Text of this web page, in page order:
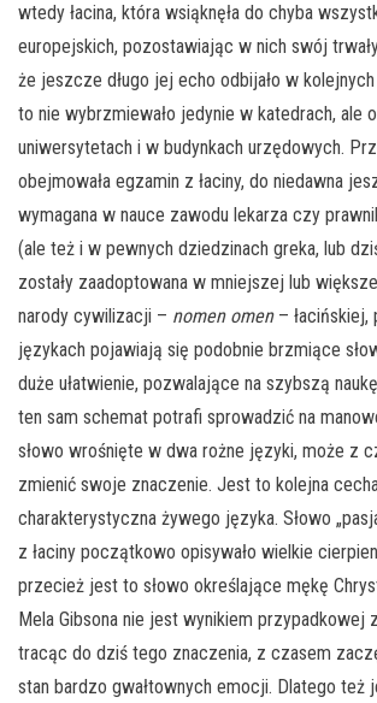
wtedy łacina, która wsiąknęła do chyba
europejskich, pozostawiając w nich swój
że jeszcze długo jej echo odbijało w
to nie wybrzmiewało jedynie w katedrach, ale
uniwersytetach i w budynkach urzędowych.
obejmowała egzamin z łaciny, do niedawna
wymagana w nauce zawodu lekarza czy
(ale też i w pewnych dziedzinach greka, lub
zostały zaadoptowana w mniejszej lub
narody cywilizacji – nomen omen –
językach pojawiają się podobnie brzmiące
duże ułatwienie, pozwalające na szybszą
ten sam schemat potrafi sprowadzić na
słowo wrośnięte w dwa rożne języki, może z
zmienić swoje znaczenie. Jest to kolejna
charakterystyczna żywego języka. Słowo
z łaciny początkowo opisywało wielkie
przecież jest to słowo określające mękę
Mela Gibsona nie jest wynikiem przypadkowej
tracąc do dziś tego znaczenia, z czasem
stan bardzo gwałtownych emocji. Dlatego też